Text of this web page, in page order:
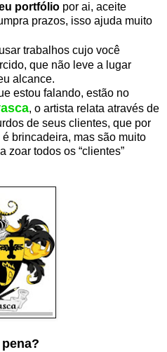
portfólio por ai, aceite
prazos, isso ajuda muito
trabalhos cujo você
que não leve a lugar
alcance.
estou falando, estão no
, o artista relata através de
de seus clientes, que por
brincadeira, mas são muito
zoar todos os “clientes”